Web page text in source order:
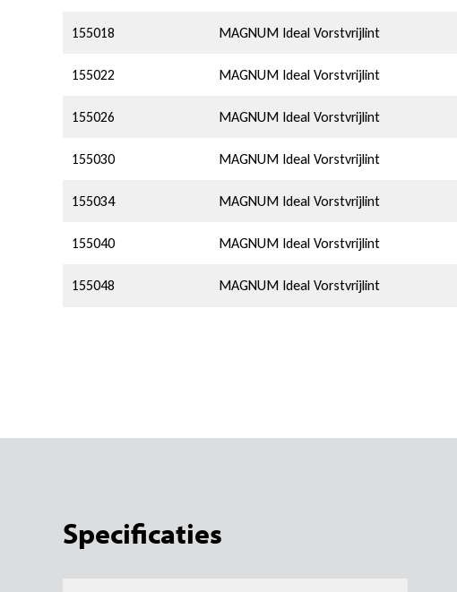
155018 MAGNUM Ideal Vorstvrijlint
155022 MAGNUM Ideal Vorstvrijlint
155026 MAGNUM Ideal Vorstvrijlint
155030 MAGNUM Ideal Vorstvrijlint
155034 MAGNUM Ideal Vorstvrijlint
155040 MAGNUM Ideal Vorstvrijlint
155048 MAGNUM Ideal Vorstvrijlint
Specificaties